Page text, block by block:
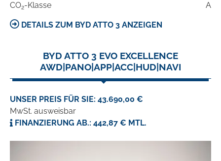
CO2-Klasse A
DETAILS ZUM BYD ATTO 3 ANZEIGEN
BYD ATTO 3 EVO EXCELLENCE
AWD|PANO|APP|ACC|HUD|NAVI
UNSER PREIS FÜR SIE: 43.690,00 €
MwSt. ausweisbar
FINANZIERUNG AB.: 442,87 € MTL.